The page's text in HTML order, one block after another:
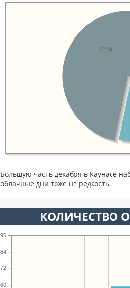
72%
Большую часть декабря в Каунасе
облачные дни тоже не редкость.
КОЛИЧЕСТВО
60
72
84
96